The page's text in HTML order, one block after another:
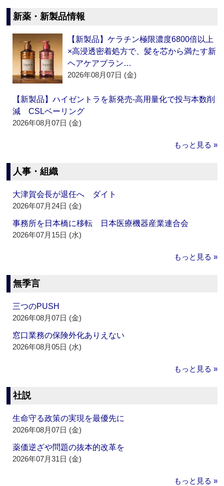
新薬・新製品情報
【新製品】ケラチン極限濃度6800倍以上
×高浸透密着処方で、髪を芯から満たす新
ヘアケアブラン…
2026年08月07日 (金)
【新製品】ハイゼントラを新発売‐高用量化で投与本数削
減 CSLベーリング
2026年08月07日 (金)
もっと見る »
人事・組織
大津賀会長が退任へ ダイト
2026年07月24日 (金)
事務所を日本橋に移転 日本医療機器産業連合会
2026年07月15日 (水)
もっと見る »
無季言
三つのPUSH
2026年08月07日 (金)
窓口業務の保険外化ありえない
2026年08月05日 (水)
もっと見る »
社説
生命守る政策の実現を最優先に
2026年08月07日 (金)
薬価逆ざや問題の抜本的改革を
2026年07月31日 (金)
もっと見る »